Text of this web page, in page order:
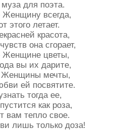
для поэта.
всегда,
этого летает.
красота,
она сгорает,
Женщине цветы,
вы их дарите,
Женщины мечты,
ей посвятите.
тогда ее,
как роза,
вам тепло свое.
лишь только доза!